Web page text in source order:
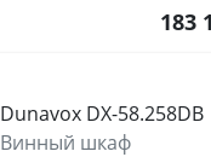
183
Dunavox DX-58.258DB
Винный шкаф